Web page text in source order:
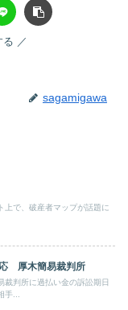
る
sagamigawa
厚木簡易裁判所
イフル相手...